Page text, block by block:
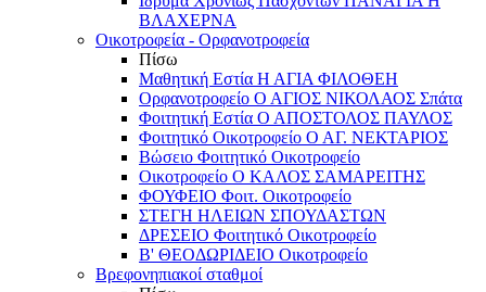
ΒΛΑΧΕΡΝΑ
Οικοτροφεία - Ορφανοτροφεία
Πίσω
Μαθητική Εστία Η ΑΓΙΑ ΦΙΛΟΘΕΗ
Ορφανοτροφείο Ο ΑΓΙΟΣ ΝΙΚΟΛΑΟΣ Σπάτα
Φοιτητική Εστία Ο ΑΠΟΣΤΟΛΟΣ ΠΑΥΛΟΣ
Φοιτητικό Οικοτροφείο Ο ΑΓ. ΝΕΚΤΑΡΙΟΣ
Βώσειο Φοιτητικό Οικοτροφείο
Οικοτροφείο Ο ΚΑΛΟΣ ΣΑΜΑΡΕΙΤΗΣ
ΦΟΥΦΕΙΟ Φοιτ. Οικοτροφείο
ΣΤΕΓΗ ΗΛΕΙΩΝ ΣΠΟΥΔΑΣΤΩΝ
ΔΡΕΣΕΙΟ Φοιτητικό Οικοτροφείο
Β' ΘΕΟΔΩΡΙΔΕΙΟ Οικοτροφείο
Βρεφονηπιακοί σταθμοί